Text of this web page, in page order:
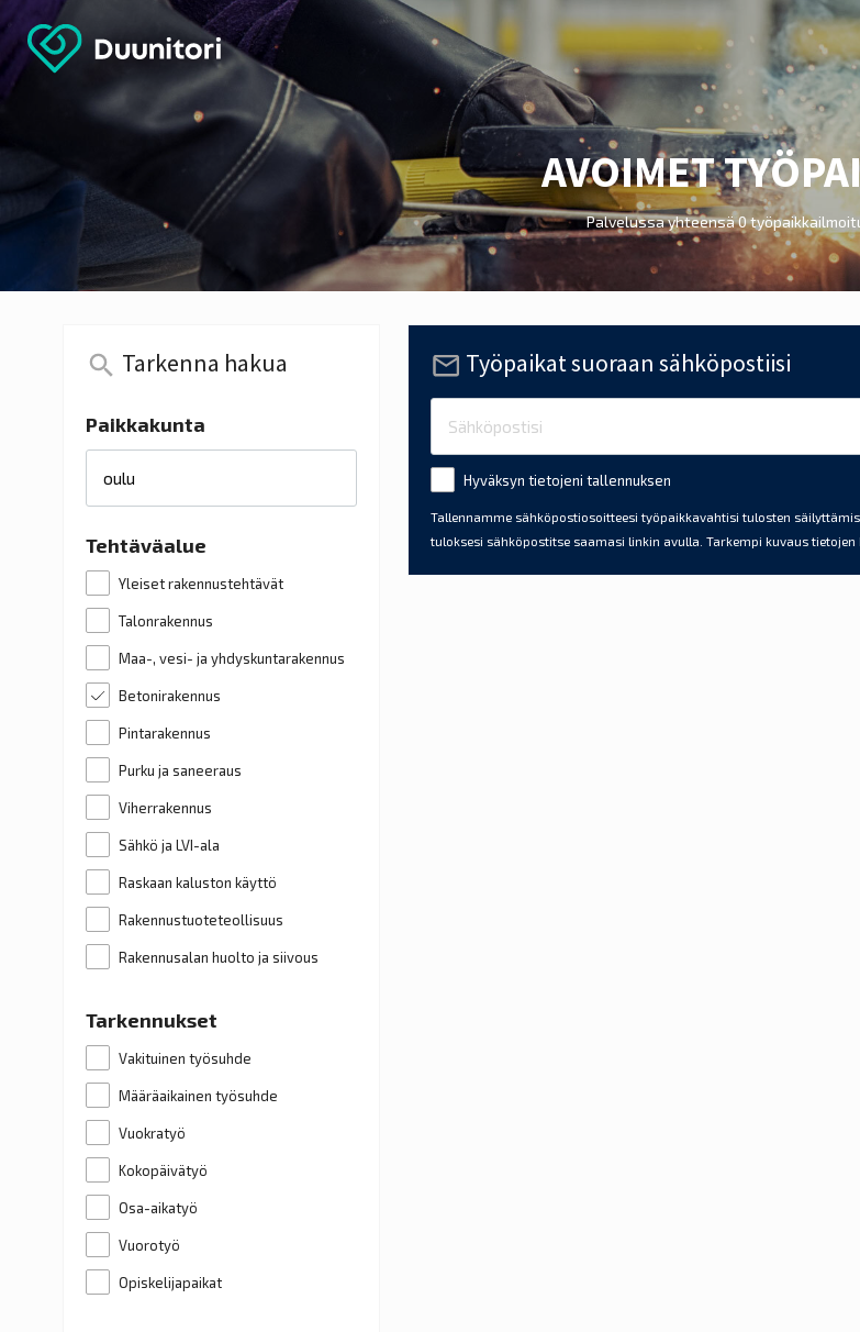
AVOIMET
Palvelussa yhteensä 0
Tarkenna hakua
Paikkakunta
Tehtäväalue
Yleiset rakennustehtävät
Talonrakennus
Maa-, vesi- ja yhdyskuntarakennus
Betonirakennus
Pintarakennus
Purku ja saneeraus
Viherrakennus
Sähkö ja LVI-ala
Raskaan kaluston käyttö
Rakennustuoteteollisuus
Rakennusalan huolto ja siivous
Tarkennukset
Vakituinen työsuhde
Määräaikainen työsuhde
Vuokratyö
Kokopäivätyö
Osa-aikatyö
Vuorotyö
Opiskelijapaikat
Työpaikat suoraan sähköpostiisi
Hyväksyn tietojeni tallennuksen
Tallennamme sähköpostiosoitteesi työpaikkavahtisi tulosten
tuloksesi sähköpostitse saamasi linkin avulla. Tarkempi kuvaus